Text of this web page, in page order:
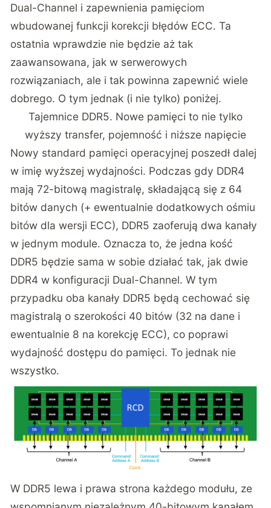
Dual-Channel i zapewnienia pamięciom
wbudowanej funkcji korekcji błędów ECC. Ta
ostatnia wprawdzie nie będzie aż tak
zaawansowana, jak w serwerowych
rozwiązaniach, ale i tak powinna zapewnić wiele
dobrego. O tym jednak (i nie tylko) poniżej.
Tajemnice DDR5. Nowe pamięci to nie tylko
wyższy transfer, pojemność i niższe napięcie
Nowy standard pamięci operacyjnej poszedł dalej
w imię wyższej wydajności. Podczas gdy DDR4
mają 72-bitową magistralę, składającą się z 64
bitów danych (+ ewentualnie dodatkowych ośmiu
bitów dla wersji ECC), DDR5 zaoferują dwa kanały
w jednym module. Oznacza to, że jedna kość
DDR5 będzie sama w sobie działać tak, jak dwie
DDR4 w konfiguracji Dual-Channel. W tym
przypadku oba kanały DDR5 będą cechować się
magistralą o szerokości 40 bitów (32 na dane i
ewentualnie 8 na korekcję ECC), co poprawi
wydajność dostępu do pamięci. To jednak nie
wszystko.
W DDR5 lewa i prawa strona każdego modułu, ze